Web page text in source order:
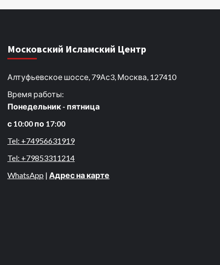
Московский Исламский Центр
Алтуфьевское шоссе, 79Ас3, Москва, 127410
Время работы:
Понедельник - пятница
с 10:00 по 17:00
Tel: +74956631919
Tel: +79853311214
WhatsApp | Адрес на карте